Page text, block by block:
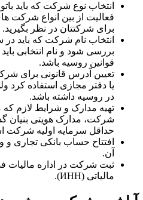
انتخاب نوع شرکت که باید
فعالیت از بین انواع شرکت
برای شرکتتان در نظر بگیرید.
انتخاب نام شرکت که باید
بررسی شود و نام انتخابی
قوانین روسیه باشد.
تعیین آدرس قانونی برای
یا دفتر مجازی استفاده
در روسیه داشته باشد.
تهیه مدارک و شرایط لازم که
شرکت، مدارک هویتی بنیان
حداقل سرمایه اولیه شرکت
افتتاح حساب بانکی تجاری و
آن.
مالیاتی (ИНН).